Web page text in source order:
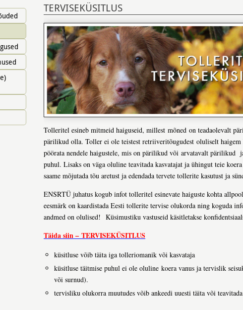
TERVISEKÜSITLUS
Tolleritel esineb mitmeid haiguseid, millest mõned on teadaolevalt
pärilikud olla. Toller ei ole teistest retriiveritõugudest oluliselt
pöörata nendele haigustele, mis on pärilikud või arvatavalt pärilikud
puhul. Lisaks on väga oluline teavitada kasvatajat ja ühingut teie
saame mõjutada tõu aretust ja edendada tervete tollerite kasutust ja
ENSRTÜ juhatus kogub infot tolleritel esinevate haiguste kohta
eesmärk on kaardistada Eesti tollerite tervise olukorda ning koguda
andmed on olulised! Küsimustiku vastuseid käsitletakse
Täida siin – TERVISEKÜSITLUS
küsitluse võib täita iga tolleriomanik või kasvataja
küsitluse täitmise puhul ei ole oluline koera vanus ja tervislik
või surnud).
tervisliku olukorra muutudes võib ankeedi uuesti täita või